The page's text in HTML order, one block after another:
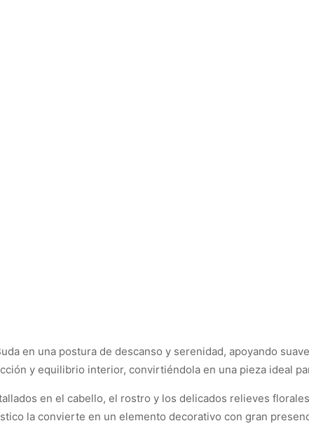
en una postura de descanso y serenidad, apoyando
y equilibrio interior, convirtiéndola en una pieza ideal
en el cabello, el rostro y los delicados relieves
la convierte en un elemento decorativo con gran